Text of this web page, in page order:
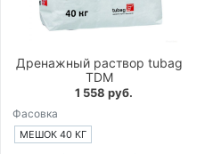
Дренажный раствор tubag
TDM
1 558 руб.
Фасовка
МЕШОК 40 КГ